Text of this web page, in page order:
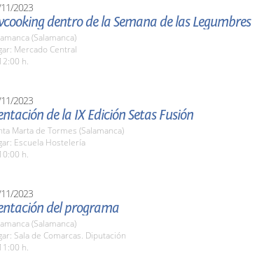
2023
dentro de la Semana de las Legumbres
(Salamanca)
Mercado Central
h.
2023
de la IX Edición Setas Fusión
Marta de Tormes (Salamanca)
Escuela Hostelería
h.
2023
del programa
(Salamanca)
Sala de Comarcas. Diputación
h.